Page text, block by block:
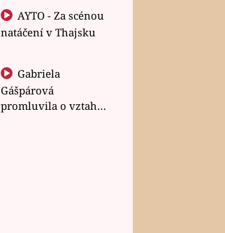
natáčení v Thajsku
Gabriela
Gášpárová
promluvila o vztahu